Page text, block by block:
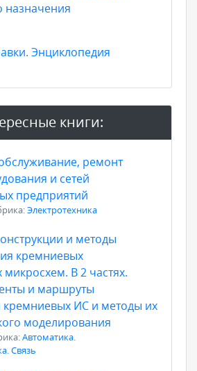
назначения
Энциклопедия
книги:
ремонт
и сетей
предприятий
Электротехника
и методы
кремниевых
микросхем. В 2 частях.
и маршруты
кремниевых ИС и методы их
моделирования
Автоматика.
Связь